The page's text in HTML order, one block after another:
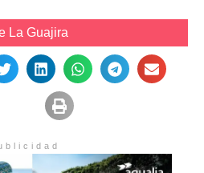
La Guajira